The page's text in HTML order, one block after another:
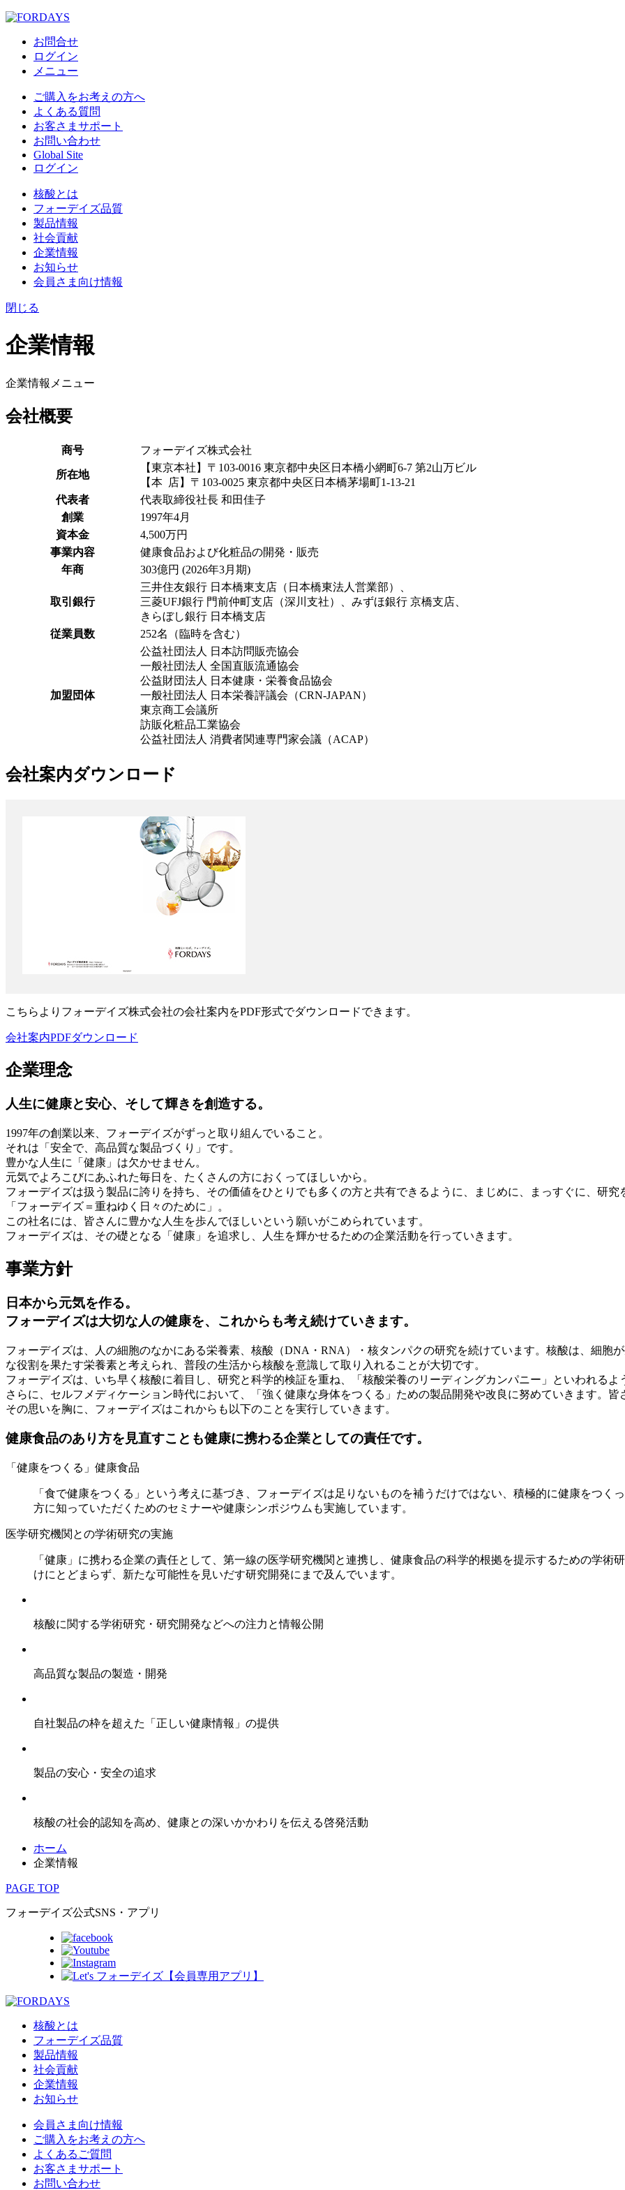
お問合せ
ログイン
メニュー
ご購入をお考えの方へ
よくある質問
お客さまサポート
お問い合わせ
Global Site
ログイン
核酸とは
フォーデイズ品質
製品情報
社会貢献
企業情報
お知らせ
会員さま向け情報
閉じる
企業情報
企業情報メニュー
会社概要
商号 フォーデイズ株式会社
所在地
【東京本社】〒103-0016 東京都中央区日本橋小網町6-7 第2山万ビル
【本 店】〒103-0025 東京都中央区日本橋茅場町1-13-21
代表者
代表取締役社長 和田佳子
創業
1997年4月
資本金
4,500万円
事業内容
健康食品および化粧品の開発・販売
年商
303億円 (2026年3月期)
取引銀行
三井住友銀行 日本橋東支店（日本橋東法人営業部）、
三菱UFJ銀行 門前仲町支店（深川支社）、みずほ銀行 京橋支店、
きらぼし銀行 日本橋支店
従業員数
252名（臨時を含む）
加盟団体
公益社団法人 日本訪問販売協会
一般社団法人 全国直販流通協会
公益財団法人 日本健康・栄養食品協会
一般社団法人 日本栄養評議会（CRN-JAPAN）
東京商工会議所
訪販化粧品工業協会
公益社団法人 消費者関連専門家会議（ACAP）
会社案内ダウンロード
こちらよりフォーデイズ株式会社の会社案内をPDF形式でダウンロードできます。
会社案内PDFダウンロード
企業理念
人生に健康と安心、そして輝きを創造する。
1997年の創業以来、フォーデイズがずっと取り組んでいること。
それは「安全で、高品質な製品づくり」です。
豊かな人生に「健康」は欠かせません。
元気でよろこびにあふれた毎日を、たくさんの方におくってほしいから。
フォーデイズは扱う製品に誇りを持ち、その価値をひとりでも多くの方と共有できるように、まじめに、まっすぐに、研究
「フォーデイズ＝重ねゆく日々のために」。
この社名には、皆さんに豊かな人生を歩んでほしいという願いがこめられています。
フォーデイズは、その礎となる「健康」を追求し、人生を輝かせるための企業活動を行っていきます。
事業方針
日本から元気を作る。
フォーデイズは大切な人の健康を、これからも考え続けていきます。
フォーデイズは、人の細胞のなかにある栄養素、核酸（DNA・RNA）・核タンパクの研究を続けています。核酸は、細胞
な役割を果たす栄養素と考えられ、普段の生活から核酸を意識して取り入れることが大切です。
フォーデイズは、いち早く核酸に着目し、研究と科学的検証を重ね、「核酸栄養のリーディングカンパニー」といわれるよ
さらに、セルフメディケーション時代において、「強く健康な身体をつくる」ための製品開発や改良に努めていきます。皆
その思いを胸に、フォーデイズはこれからも以下のことを実行していきます。
健康食品のあり方を見直すことも健康に携わる企業としての責任です。
「健康をつくる」健康食品
「食で健康をつくる」という考えに基づき、フォーデイズは足りないものを補うだけではない、積極的に健康をつ
方に知っていただくためのセミナーや健康シンポジウムも実施しています。
医学研究機関との学術研究の実施
「健康」に携わる企業の責任として、第一線の医学研究機関と連携し、健康食品の科学的根拠を提示するための学
けにとどまらず、新たな可能性を見いだす研究開発にまで及んでいます。
核酸に関する学術研究・研究開発などへの注力と情報公開
高品質な製品の製造・開発
自社製品の枠を超えた「正しい健康情報」の提供
製品の安心・安全の追求
核酸の社会的認知を高め、健康との深いかかわりを伝える啓発活動
ホーム
企業情報
PAGE TOP
フォーデイズ公式SNS・アプリ
核酸とは
フォーデイズ品質
製品情報
社会貢献
企業情報
お知らせ
会員さま向け情報
ご購入をお考えの方へ
よくあるご質問
お客さまサポート
お問い合わせ